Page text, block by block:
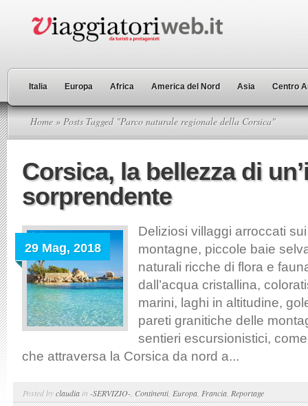
Italia Europa Africa America del Nord Asia Centro
Home » Posts Tagged "Parco naturale regionale della Corsica"
Corsica, la bellezza di
sorprendente
29 Mag, 2018
Deliziosi villaggi arroccati
montagne, piccole baie
naturali ricche di flora e
dall’acqua cristallina,
marini, laghi in altitudine,
pareti granitiche delle
sentieri escursionistici,
che attraversa la Corsica da nord a...
Posted byclaudia in -SERVIZIO- Continenti, Europa Francia Reportage